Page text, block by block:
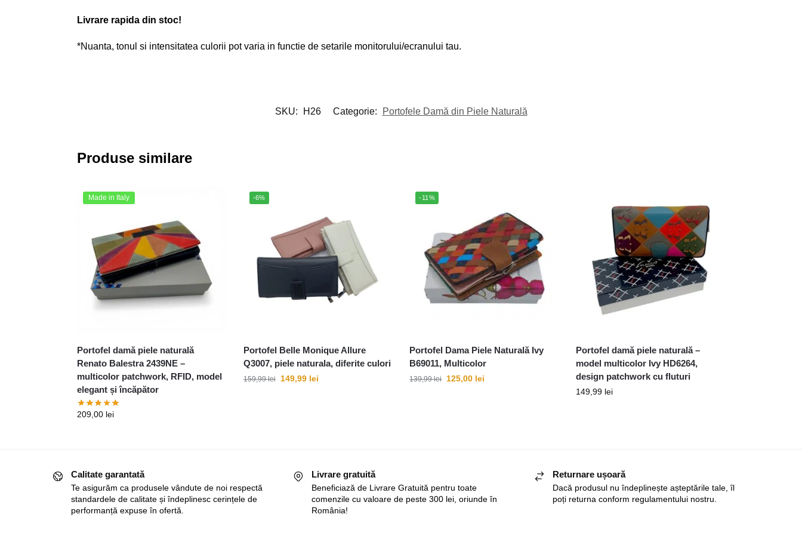
Livrare rapida din stoc!
*Nuanta, tonul si intensitatea culorii pot varia in functie de setarile monitorului/ecranului tau.
SKU: H26 Categorie: Portofele Damă din Piele Naturală
Produse similare
Made in Italy
Portofel damă piele naturală
Renato Balestra 2439NE –
multicolor patchwork, RFID, model
elegant și încăpător
209,00 lei
-6%
Portofel Belle Monique Allure
Q3007, piele naturala, diferite culori
159,99lei 149,99 lei
-11%
Portofel Dama Piele Naturală Ivy
B69011, Multicolor
139,99lei 125,00 lei
Portofel damă piele naturală –
model multicolor Ivy HD6264,
design patchwork cu fluturi
149,99 lei
Calitate garantată
Te asigurăm ca produsele vândute de noi respectă
standardele de calitate și îndeplinesc cerințele de
performanță expuse în ofertă.
Livrare gratuită
Beneficiază de Livrare Gratuită pentru toate
comenzile cu valoare de peste 300 lei, oriunde în
România!
Returnare ușoară
Dacă produsul nu îndeplinește așteptările tale, îl
poți returna conform regulamentului nostru.